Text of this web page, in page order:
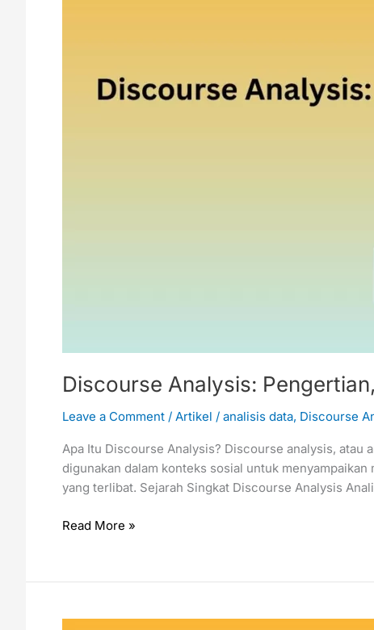
Discourse Analysis:
Leave a Comment / Artikel / analisis data, Discourse
Apa Itu Discourse Analysis? Discourse analysis, atau
digunakan dalam konteks sosial untuk
yang terlibat. Sejarah Singkat Discourse Analysis
Read More »